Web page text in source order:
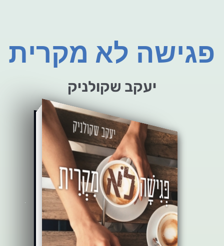
פגישה לא מקרית
יעקב שקולניק